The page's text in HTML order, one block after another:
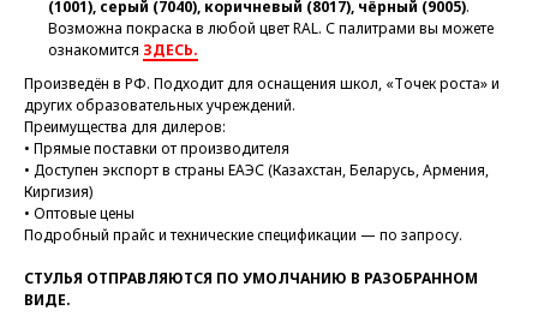
(1001), серый (7040), коричневый (8017), чёрный (9005).
Возможна покраска в любой цвет RAL. С палитрами вы можете
ознакомится ЗДЕСЬ.
Произведён в РФ. Подходит для оснащения школ, «Точек роста» и
других образовательных учреждений.
Преимущества для дилеров:
• Прямые поставки от производителя
• Доступен экспорт в страны ЕАЭС (Казахстан, Беларусь, Армения,
Киргизия)
• Оптовые цены
Подробный прайс и технические спецификации — по запросу.
СТУЛЬЯ ОТПРАВЛЯЮТСЯ ПО УМОЛЧАНИЮ В РАЗОБРАННОМ
ВИДЕ.